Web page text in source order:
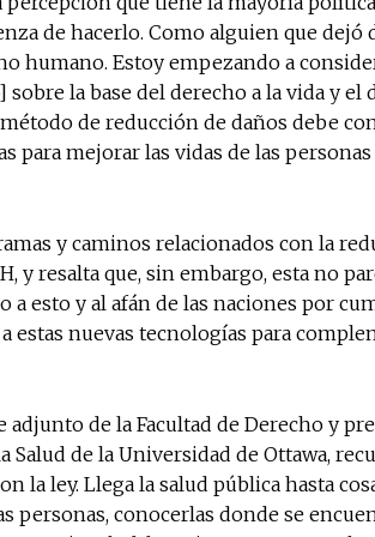
de hacerlo. Como alguien que dejó
humano. Estoy empezando a
la base del derecho a la vida y el
de reducción de daños debe
para mejorar las vidas de las
y caminos relacionados con la
y resalta que, sin embargo, esta no
a esto y al afán de las naciones por
estas nuevas tecnologías para
adjunto de la Facultad de Derecho y
Salud de la Universidad de Ottawa,
la ley. Llega la salud pública hasta
personas, conocerlas donde se